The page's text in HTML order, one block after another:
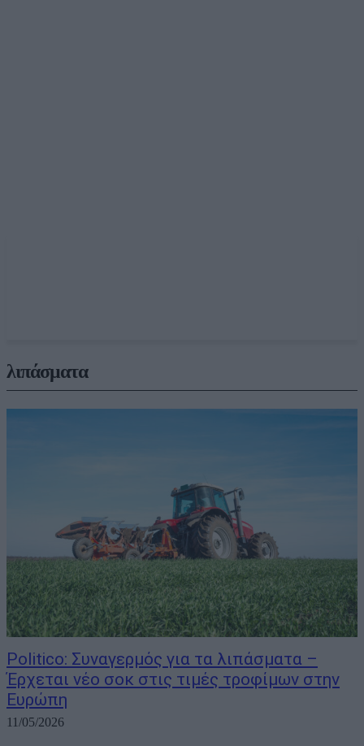
λιπάσματα
Politico: Συναγερμός για τα λιπάσματα –
Έρχεται νέο σοκ στις τιμές τροφίμων στην
Ευρώπη
11/05/2026